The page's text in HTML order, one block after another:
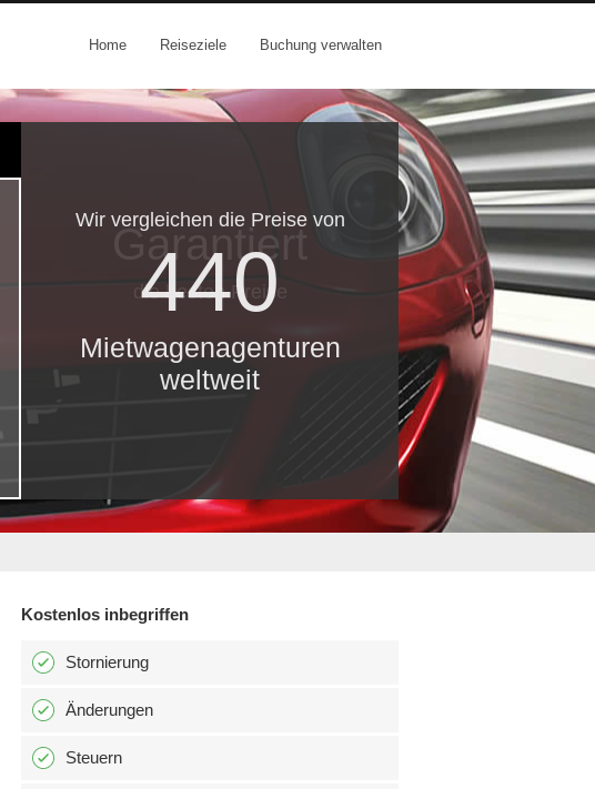
Home Reiseziele Buchung verwalten
Wir vergleichen die Preise von
440
Mietwagenagenturen
weltweit
Garantiert
die besten Preise
Kostenlos inbegriffen
Stornierung
Änderungen
Steuern